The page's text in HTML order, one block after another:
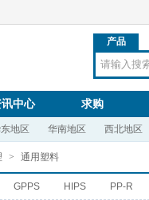
产品
中心 求购
地区 华南地区 西北地区
> 通用塑料
GPPS HIPS PP-R